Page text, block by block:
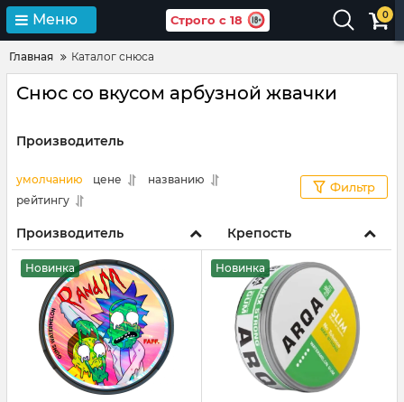
Меню Строго с 18 0
Главная Каталог снюса
Снюс со вкусом арбузной жвачки
Производитель
умолчанию цене
названию
рейтингу
Фильтр
Производитель Крепость
Новинка Новинка